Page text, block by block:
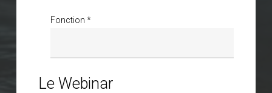
Fonction *
Le Webinar